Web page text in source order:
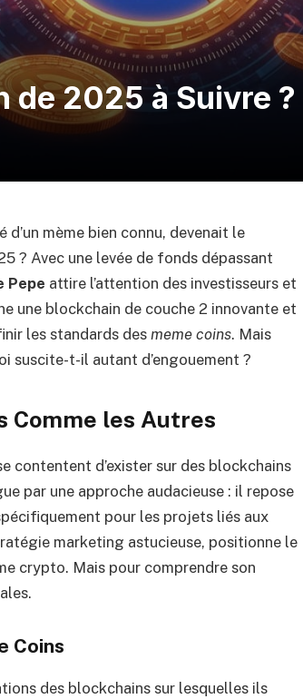
de 2025 à Suivre ?
mème bien connu, devenait le
? Avec une levée de fonds dépassant
Pepe attire l’attention des investisseurs et
une blockchain de couche 2 innovante et
les standards des meme coins. Mais
suscite-t-il autant d’engouement ?
Comme les Autres
contentent d’exister sur des blockchains
par une approche audacieuse : il repose
pour les projets liés aux
marketing astucieuse, positionne le
crypto. Mais pour comprendre son
Coins
des blockchains sur lesquelles ils